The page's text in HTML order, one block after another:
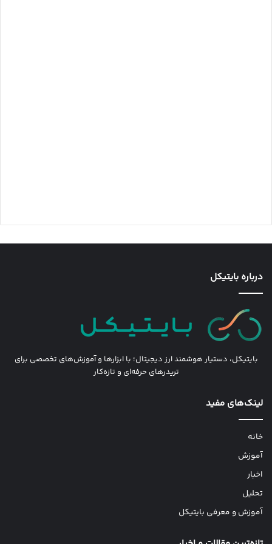
درباره بایتیکل
بایتیکل، دستیار هوشمند ارز دیجیتال؛ با ابزارها و آموزش‌های تخصصی برای
تریدرهای حرفه‌ای و تازه‌کار
لینک‌های مفید
خانه
آموزش
اخبار
تحلیل
آموزش و معرفی بایتیکل